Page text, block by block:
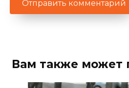
Вам также может